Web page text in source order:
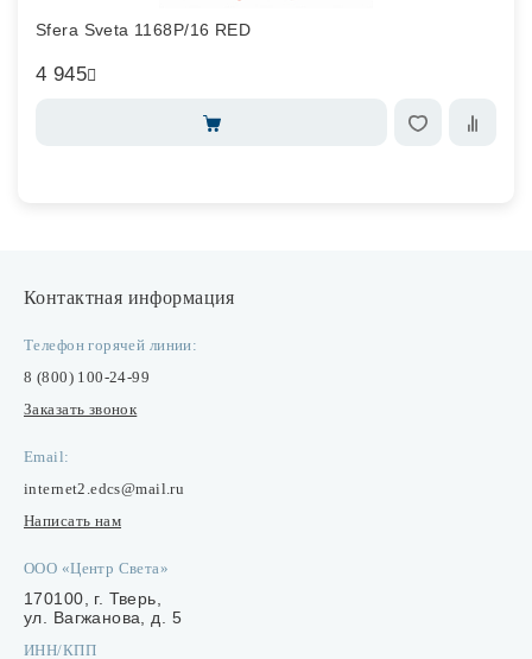
Sfera Sveta 1168P/16 RED
4 945
Контактная информация
Телефон горячей линии:
8 (800) 100-24-99
Заказать звонок
Email:
internet2.edcs@mail.ru
Написать нам
ООО «Центр Света»
170100, г. Тверь,
ул. Вагжанова, д. 5
ИНН/КПП